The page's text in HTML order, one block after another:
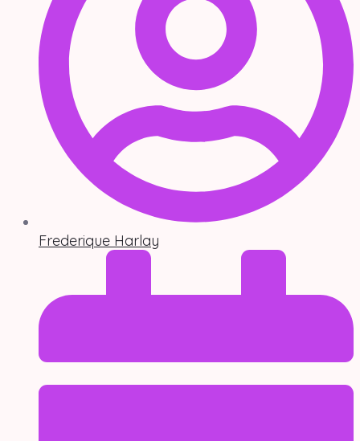
Frederique Harlay